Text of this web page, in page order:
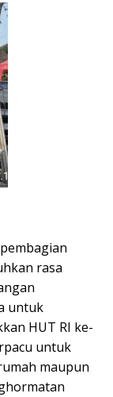
rasa
untuk
HUT RI ke-
untuk
maupun